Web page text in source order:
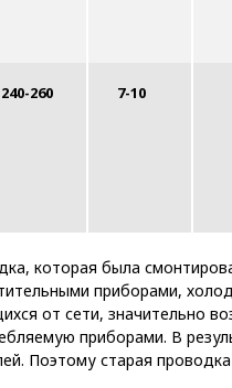
240-260 7-10
которая была
приборами,
от сети, значительно
приборами. В
Поэтому старая